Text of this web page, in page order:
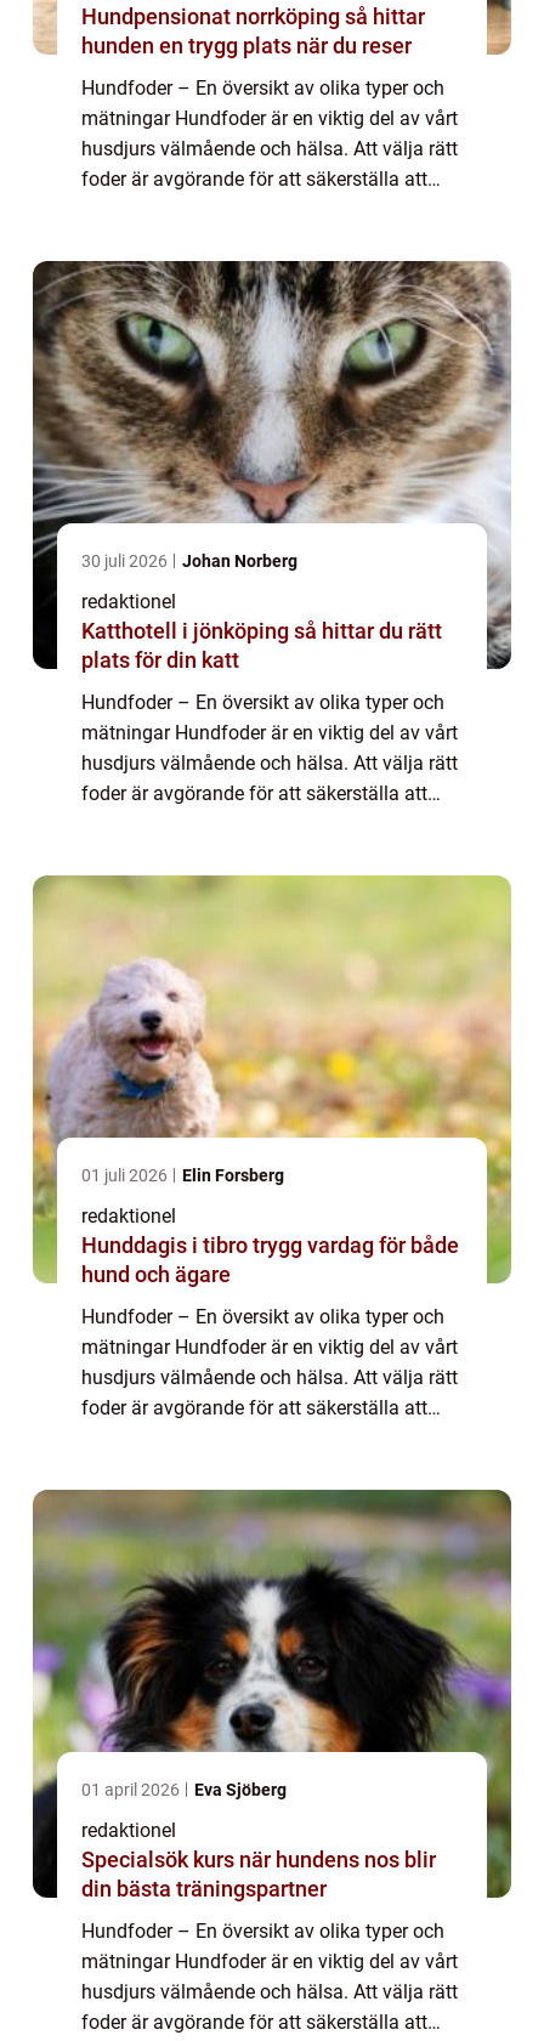
Hundpensionat norrköping så hittar
hunden en trygg plats när du reser
Hundfoder – En översikt av olika typer och
mätningar Hundfoder är en viktig del av vårt
husdjurs välmående och hälsa. Att välja rätt
foder är avgörande för att säkerställa att
30 juli 2026 Johan Norberg
redaktionel
Katthotell i jönköping så hittar du rätt
plats för din katt
Hundfoder – En översikt av olika typer och
mätningar Hundfoder är en viktig del av vårt
husdjurs välmående och hälsa. Att välja rätt
foder är avgörande för att säkerställa att
01 juli 2026 Elin Forsberg
redaktionel
Hunddagis i tibro trygg vardag för både
hund och ägare
Hundfoder – En översikt av olika typer och
mätningar Hundfoder är en viktig del av vårt
husdjurs välmående och hälsa. Att välja rätt
foder är avgörande för att säkerställa att
01 april 2026 Eva Sjöberg
redaktionel
Specialsök kurs när hundens nos blir
din bästa träningspartner
Hundfoder – En översikt av olika typer och
mätningar Hundfoder är en viktig del av vårt
husdjurs välmående och hälsa. Att välja rätt
foder är avgörande för att säkerställa att